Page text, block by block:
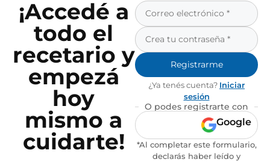
¡Accedé a
todo el
recetario y
empezá
hoy
mismo a
cuidarte!
Registrarme
¿Ya tenés cuenta? Iniciar
sesión
O podes registrarte con
Google
*Al completar este formulario,
declarás haber leído y